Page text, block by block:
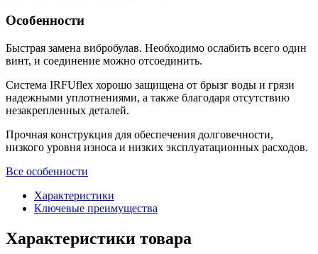
Особенности
Быстрая замена вибробулав. Необходимо ослабить всего один
винт, и соединение можно отсоединить.
Система IRFUflex хорошо защищена от брызг воды и грязи
надежными уплотнениями, а также благодаря отсутствию
незакрепленных деталей.
Прочная конструкция для обеспечения долговечности,
низкого уровня износа и низких эксплуатационных расходов.
Все особенности
Характеристики
Ключевые преимущества
Характеристики товара